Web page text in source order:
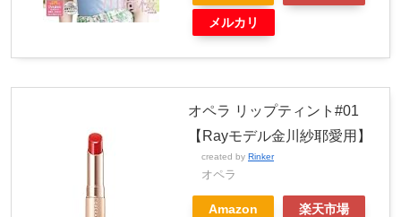
メルカリ
オペラ リップティント#01
【Rayモデル金川紗耶愛用】
created by Rinker
オペラ
Amazon 楽天市場